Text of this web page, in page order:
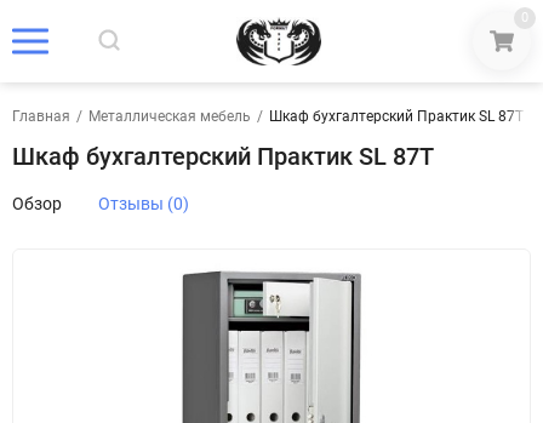
0
Главная / Металлическая мебель / Шкаф бухгалтерский Практик SL 87T
Шкаф бухгалтерский Практик SL 87T
Обзор Отзывы (0)